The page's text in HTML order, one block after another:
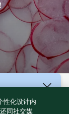
性化设计内
同社交媒